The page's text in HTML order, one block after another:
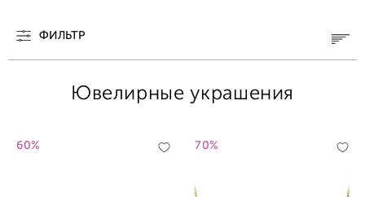
ФИЛЬТР
Ювелирные украшения
60% 70%